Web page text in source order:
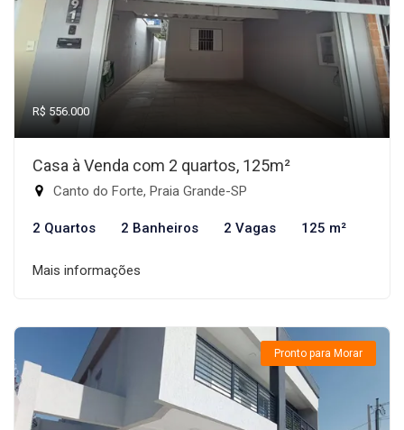
R$ 556.000
Casa à Venda com 2 quartos, 125m²
Canto do Forte, Praia Grande-SP
2 Quartos 2 Banheiros 2 Vagas 125 m²
Mais informações
Pronto para Morar